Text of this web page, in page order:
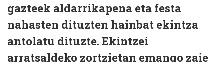
gazteek aldarrikapena eta festa
nahasten dituzten hainbat ekintza
antolatu dituzte. Ekintzei
arratsaldeko zortzietan emango zaie